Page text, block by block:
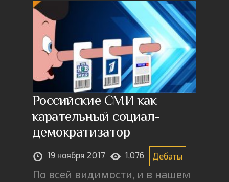
Российские СМИ как
карательный социал-
демократизатор
19 ноября 2017 1,076 Дебаты
По всей видимости, и в нашем